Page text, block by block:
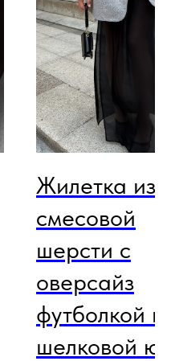
Жилетка из
смесовой
шерсти с
оверсайз
футболкой и
шелковой